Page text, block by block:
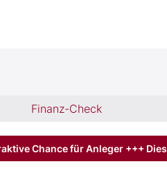
Finanz-Check
Chance für Anleger +++